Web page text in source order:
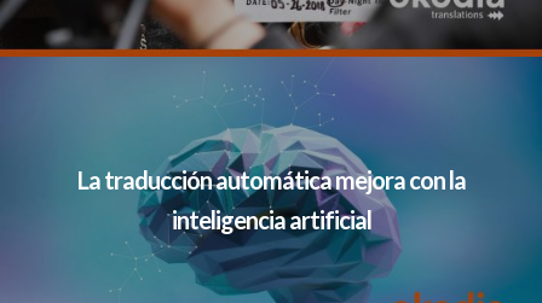
La traducción automática mejora con la
inteligencia artificial